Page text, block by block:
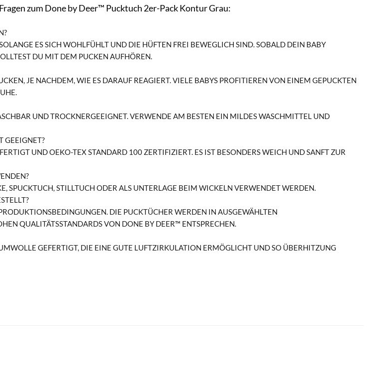
zum Done by Deer™ Pucktuch 2er-Pack Kontur Grau:
ES SICH WOHLFÜHLT UND DIE HÜFTEN FREI BEWEGLICH SIND. SOBALD DEIN BABY
DU MIT DEM PUCKEN AUFHÖREN.
JE NACHDEM, WIE ES DARAUF REAGIERT. VIELE BABYS PROFITIEREN VON EINEM GEPUCKTEN
UND TROCKNERGEEIGNET. VERWENDE AM BESTEN EIN MILDES WASCHMITTEL UND
GEEIGNET?
UND OEKO-TEX STANDARD 100 ZERTIFIZIERT. ES IST BESONDERS WEICH UND SANFT ZUR
SPUCKTUCH, STILLTUCH ODER ALS UNTERLAGE BEIM WICKELN VERWENDET WERDEN.
DIE PUCKTÜCHER WERDEN IN AUSGEWÄHLTEN P
QUALITÄTSSTANDARDS VON DONE BY DEER™ ENTSPRECHEN.
GEFERTIGT, DIE EINE GUTE LUFTZIRKULATION ERMÖGLICHT UND SO ÜBERHITZUNG